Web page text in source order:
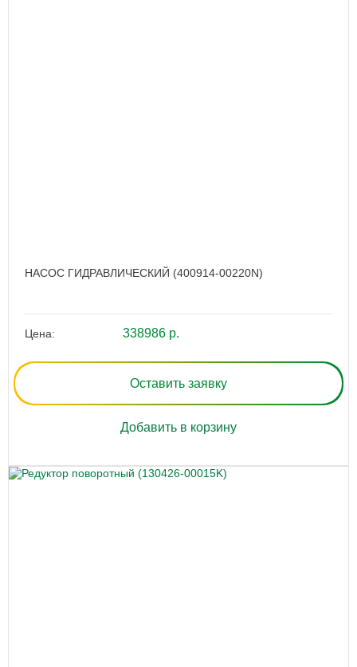
НАСОС ГИДРАВЛИЧЕСКИЙ (400914-00220N)
Цена: 338986 р.
Оставить заявку
Добавить в корзину